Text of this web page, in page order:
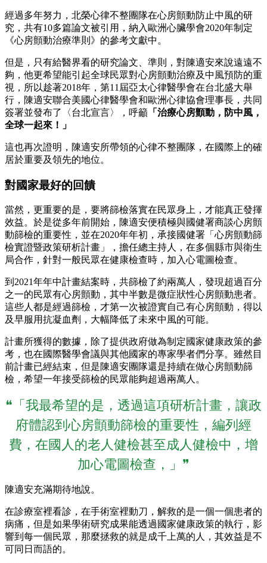
經過多年努力，北榮心律不整團隊在心房顫動防止中風的研
究，共有10多篇論文被引用，納入歐洲心臟學會2020年制定
《心房顫動治療準則》的參考文獻中。
但是，只有給醫界看的研究論文、準則，對陳適安來說遠遠不
夠，他更希望能引起全球民眾對心房顫動治療及中風預防的重
視，所以趁著2018年，第11屆亞太心律醫學會在台北盛大舉
行，陳適安聯合美國心律醫學會和歐洲心律協會理事長，共同
簽署並發布了〈台北宣言〉，呼籲 「治療心房顫動，防中風，
全球一起來！」
這也再次證明，陳適安所帶領的心律不整團隊，在國際上的確
居於重要及領先的地位。
對國家最好的回饋
當然，更重要的是，要將篩檢落實在民眾身上，才能真正發揮
效益。於是從多年前開始，陳適安便積極與國健署商談心房顫
動篩檢的重要性，並在2020年年初，承接國健署「心房顫動篩
檢實證暨政策研析計畫」，擔任總主持人，在多個縣市與衛生
局合作，針對一般民眾在健康檢查時，加入心電圖檢查。
到2021年年中計畫結案時，共篩檢了約兩萬人，發現超過百分
之一的民眾有心房顫動，其中半數是微症狀性心房顫動患者。
這些人都是經過篩檢，才第一次被證實自己有心房顫動，得以
及早服用抗凝血劑，大幅降低了未來中風的可能。
計畫所獲得的數據，除了提供政府做為制定國家健康政策的參
考，也在國際醫學會議與其他國家的專家學者們分享。雖然目
前計畫已經結束，但是陳適安團隊還是持續在做心房顫動篩
檢，希望一年接受篩檢的民眾能夠超過兩萬人。
❝「我最希望的是，透過這項研析計畫，讓政
府體認到心房顫動篩檢的重要性，編列經
費，在國人的老人健檢甚至成人健檢中，增
加心電圖檢查，」❞
陳適安充滿期待地說。
在診療室裡看診，在手術室裡動刀，解救的是一個一個患者的
病痛，但是如果學術研究成果能透過國家健康政策的執行，影
響到每一個民眾，那麼拯救的就是成千上萬的人，其效益是不
可同日而語的。